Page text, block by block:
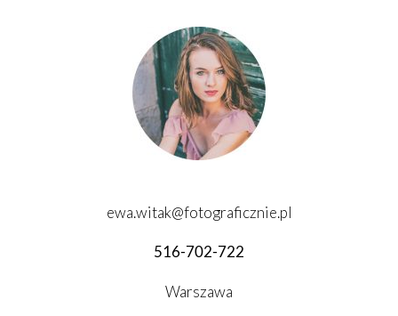
ewa.witak@fotograficznie.pl
516-702-722
Warszawa